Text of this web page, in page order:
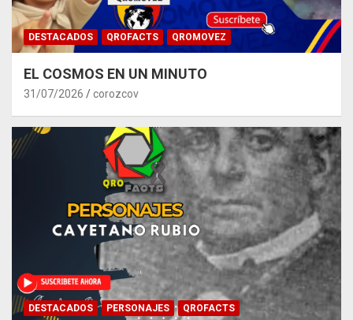
DESTACADOS QROFACTS QROMOVEZ
EL COSMOS EN UN MINUTO
31/07/2026 corozcov
DESTACADOS PERSONAJES QROFACTS